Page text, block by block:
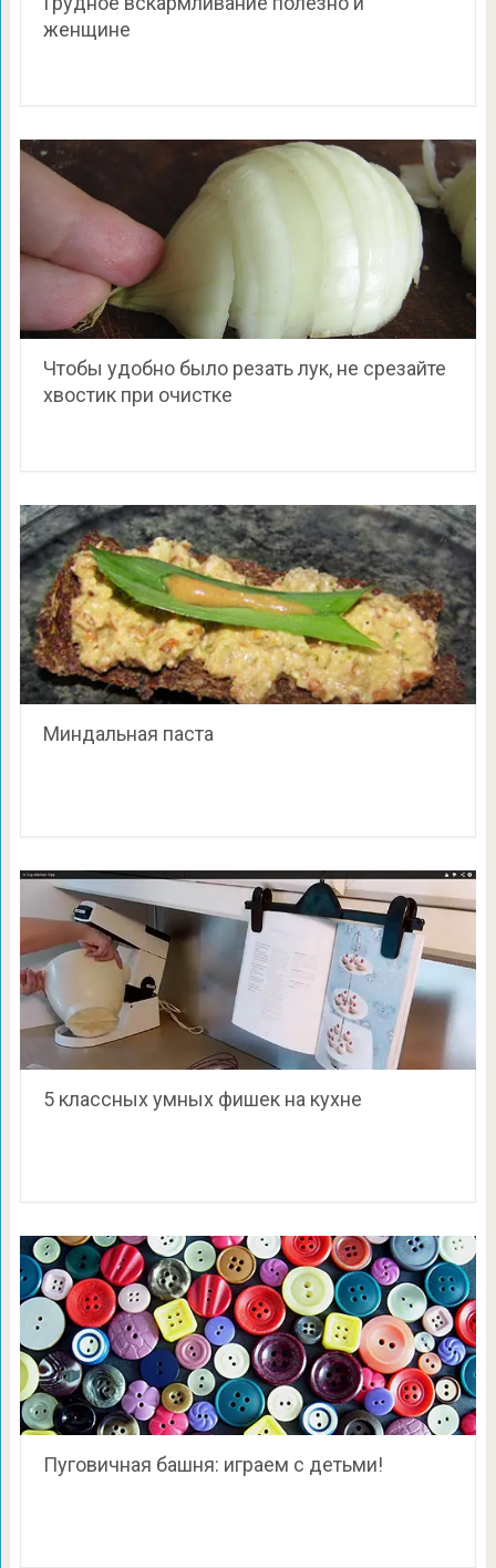
женщине
Чтобы удобно было резать лук, не срезайте
хвостик при очистке
Миндальная паста
5 классных умных фишек на кухне
Пуговичная башня: играем с детьми!